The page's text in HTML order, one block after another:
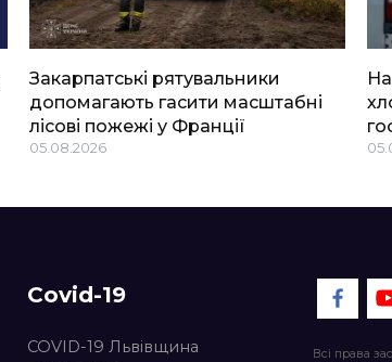
Закарпатські рятувальники
допомагають гасити масштабні
лісові пожежі у Франції
05.08.2026
Covid-19
COVID-19 Львівщина
Всі права